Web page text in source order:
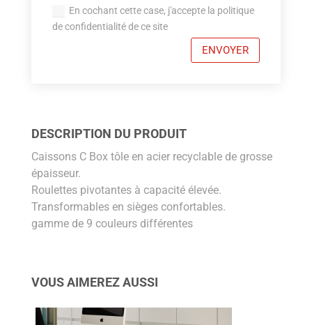
En cochant cette case, j'accepte la politique
de confidentialité de ce site
ENVOYER
DESCRIPTION DU PRODUIT
Caissons C Box tôle en acier recyclable de grosse
épaisseur.
Roulettes pivotantes à capacité élevée.
Transformables en sièges confortables.
gamme de 9 couleurs différentes
VOUS AIMEREZ AUSSI